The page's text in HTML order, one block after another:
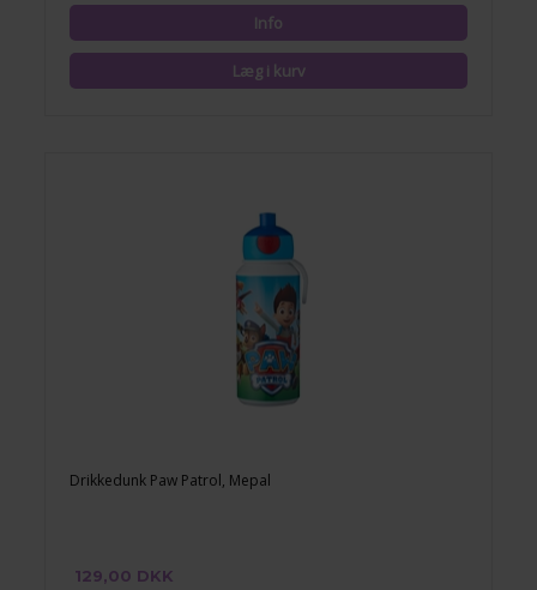
Drikkedunk Paw Patrol, Mepal
129,00 DKK